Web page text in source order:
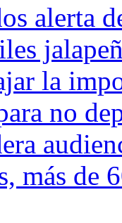
alerta
la
no
más de